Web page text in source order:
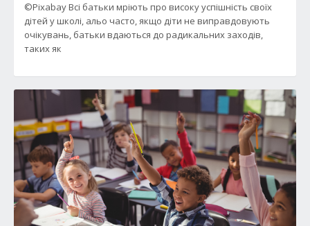
©Pixabay Всі батьки мріють про високу успішність своїх
дітей у школі, альо часто, якщо діти не виправдовують
очікувань, батьки вдаються до радикальних заходів,
таких як